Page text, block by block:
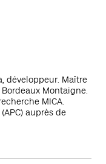
développeur. Maître
Montaigne.
MICA.
auprès de